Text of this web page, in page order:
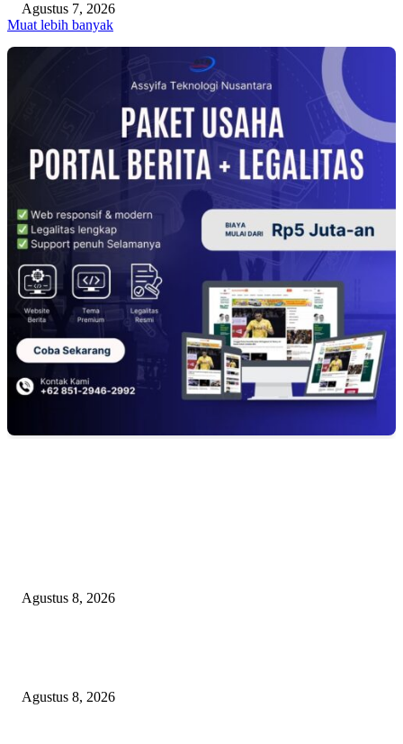
Agustus 7, 2026
Muat lebih banyak
Agustus 8, 2026
Agustus 8, 2026